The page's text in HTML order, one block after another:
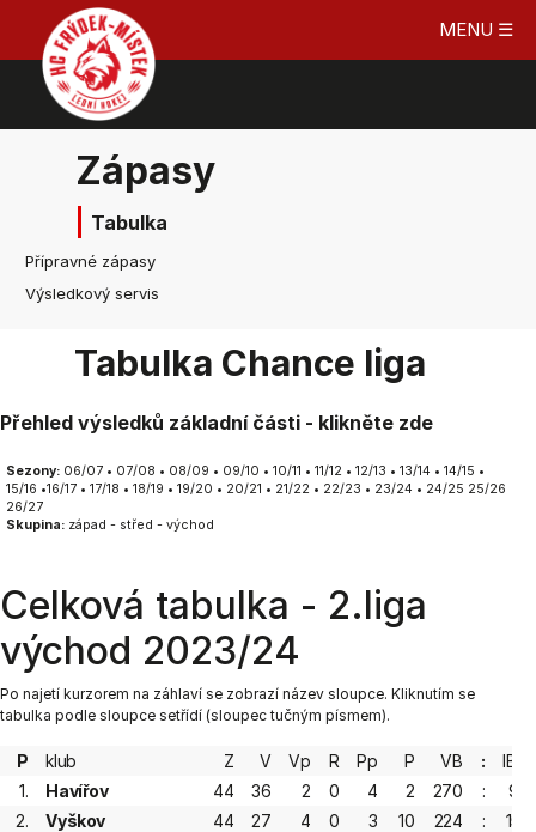
MENU ☰
Zápasy
Tabulka
Přípravné zápasy
Výsledkový servis
Tabulka Chance liga
Přehled výsledků základní části - klikněte zde
Sezony: 06/07 • 07/08 • 08/09 • 09/10 • 10/11 • 11/12 • 12/13 • 13/14 • 14/15 •
15/16 •16/17 • 17/18 • 18/19 • 19/20 • 20/21 • 21/22 • 22/23 • 23/24 • 24/25 25/26
26/27
Skupina: západ - střed - východ
Celková tabulka - 2.liga
východ 2023/24
Po najetí kurzorem na záhlaví se zobrazí název sloupce. Kliknutím se
tabulka podle sloupce setřídí (sloupec tučným písmem).
P klub Z V Vp R Pp P VB :
IB
1.
Havířov 44 36 2 0 4 2 270 :
99
2.
Vyškov 44 27 4 0 3 10 224 :
152